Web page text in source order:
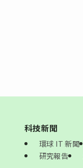
科技新聞
環球 IT 新聞
研究報告